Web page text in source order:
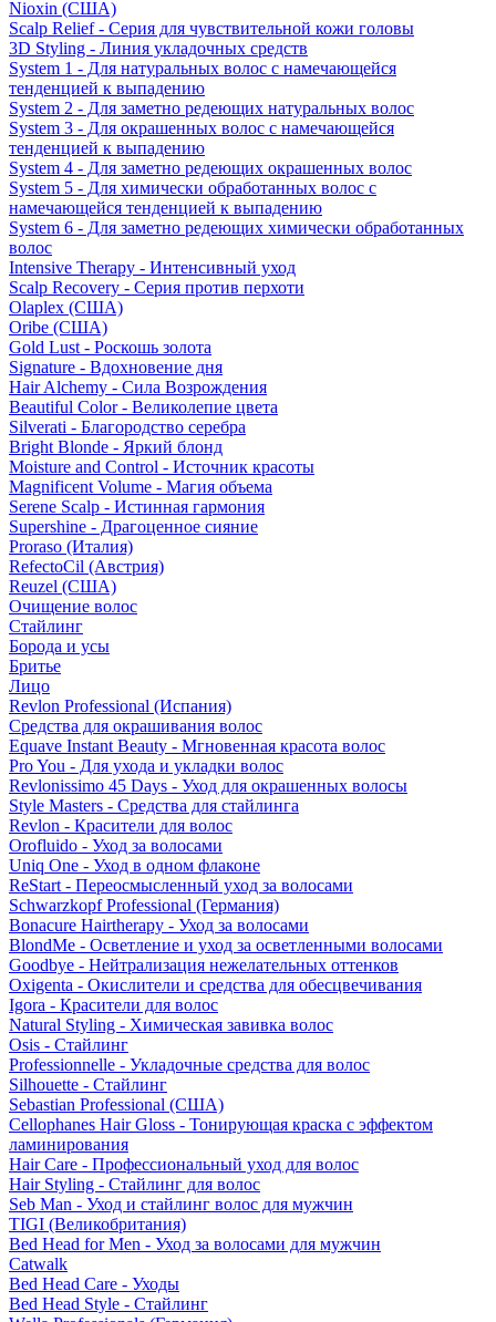
Nioxin (США)
Scalp Relief - Серия для чувствительной кожи головы
3D Styling - Линия укладочных средств
System 1 - Для натуральных волос с намечающейся
тенденцией к выпадению
System 2 - Для заметно редеющих натуральных волос
System 3 - Для окрашенных волос с намечающейся
тенденцией к выпадению
System 4 - Для заметно редеющих окрашенных волос
System 5 - Для химически обработанных волос с
намечающейся тенденцией к выпадению
System 6 - Для заметно редеющих химически обработанных
волос
Intensive Therapy - Интенсивный уход
Scalp Recovery - Серия против перхоти
Olaplex (США)
Oribe (США)
Gold Lust - Роскошь золота
Signature - Вдохновение дня
Hair Alchemy - Сила Возрождения
Beautiful Color - Великолепие цвета
Silverati - Благородство серебра
Bright Blonde - Яркий блонд
Moisture and Control - Источник красоты
Magnificent Volume - Магия объема
Serene Scalp - Истинная гармония
Supershine - Драгоценное сияние
Proraso (Италия)
RefectoCil (Австрия)
Reuzel (США)
Очищение волос
Стайлинг
Борода и усы
Бритье
Лицо
Revlon Professional (Испания)
Средства для окрашивания волос
Equave Instant Beauty - Мгновенная красота волос
Pro You - Для ухода и укладки волос
Revlonissimo 45 Days - Уход для окрашенных волосы
Style Masters - Средства для стайлинга
Revlon - Красители для волос
Orofluido - Уход за волосами
Uniq One - Уход в одном флаконе
ReStart - Переосмысленный уход за волосами
Schwarzkopf Professional (Германия)
Bonacure Hairtherapy - Уход за волосами
BlondMe - Осветление и уход за осветленными волосами
Goodbye - Нейтрализация нежелательных оттенков
Oxigenta - Окислители и средства для обесцвечивания
Igora - Красители для волос
Natural Styling - Химическая завивка волос
Osis - Стайлинг
Professionnelle - Укладочные средства для волос
Silhouette - Стайлинг
Sebastian Professional (США)
Cellophanes Hair Gloss - Тонирующая краска с эффектом
ламинирования
Hair Care - Профессиональный уход для волос
Hair Styling - Стайлинг для волос
Seb Man - Уход и стайлинг волос для мужчин
TIGI (Великобритания)
Bed Head for Men - Уход за волосами для мужчин
Catwalk
Bed Head Care - Уходы
Bed Head Style - Стайлинг